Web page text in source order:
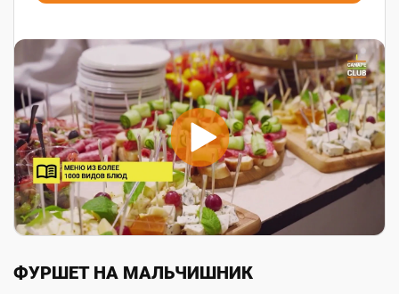
ФУРШЕТ НА МАЛЬЧИШНИК